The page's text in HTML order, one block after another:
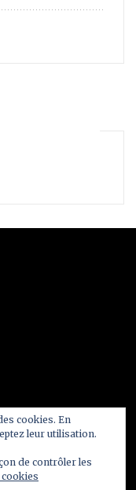
cookies. En
leur utilisation.
de contrôler les